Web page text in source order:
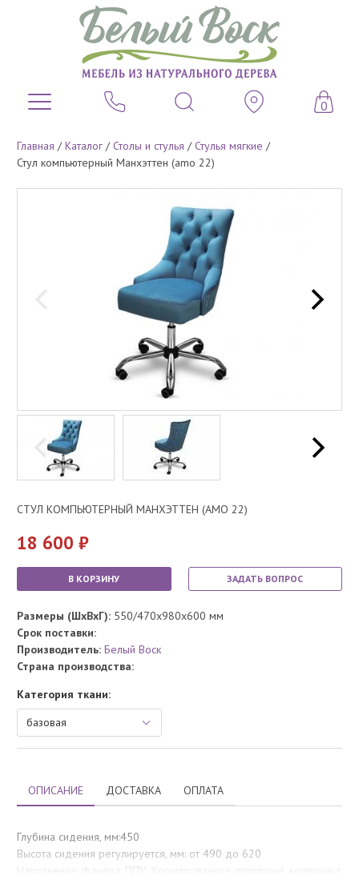
0
Главная /Каталог / Столы и стулья / Стулья мягкие /
Стул компьютерный Манхэттен (amo 22)
СТУЛ КОМПЬЮТЕРНЫЙ МАНХЭТТЕН (AMO 22)
18 600
В КОРЗИНУ ЗАДАТЬ ВОПРОС
Размеры (ШхВхГ): 550/470x980x600 мм
Срок поставки:
Производитель: Белый Воск
Страна производства:
Категория ткани:
ОПИСАНИЕ ДОСТАВКА ОПЛАТА
Глубина сидения, мм:450
Высота сидения регулируется, мм: от 490 до 620
Наполнение: фанера, ППУ, Хромированное пятилучие, колесики с